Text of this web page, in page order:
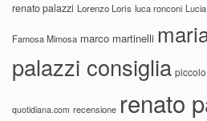
renato palazzi Lorenzo Loris luca ronconi
Famosa Mimosa marco martinelli
palazzi consiglia
quotidiana.com recensione renato